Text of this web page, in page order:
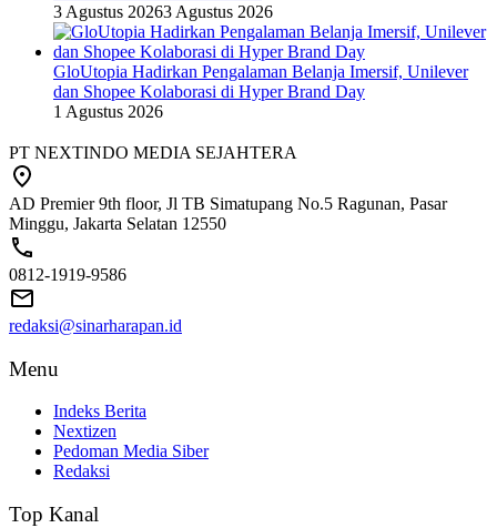
3 Agustus 20263 Agustus 2026
GloUtopia Hadirkan Pengalaman Belanja Imersif, Unilever
dan Shopee Kolaborasi di Hyper Brand Day
1 Agustus 2026
PT NEXTINDO MEDIA SEJAHTERA
AD Premier 9th floor, Jl TB Simatupang No.5 Ragunan, Pasar
Minggu, Jakarta Selatan 12550
0812-1919-9586
redaksi@sinarharapan.id
Menu
Indeks Berita
Nextizen
Pedoman Media Siber
Redaksi
Top Kanal